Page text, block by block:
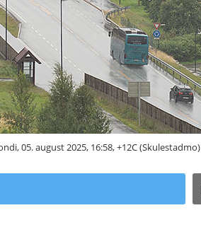
05. august 2025, 16:58, +12C (Skulestadmo)